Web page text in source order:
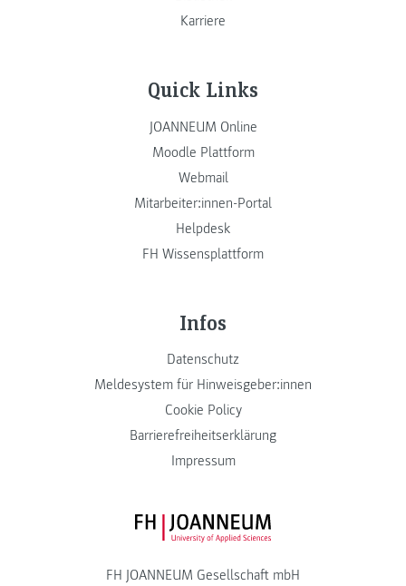
Karriere
Quick Links
JOANNEUM Online
Moodle Plattform
Webmail
Mitarbeiter:innen-Portal
Helpdesk
FH Wissensplattform
Infos
Datenschutz
Meldesystem für Hinweisgeber:innen
Cookie Policy
Barrierefreiheitserklärung
Impressum
FH JOANNEUM Logo
FH JOANNEUM Gesellschaft mbH